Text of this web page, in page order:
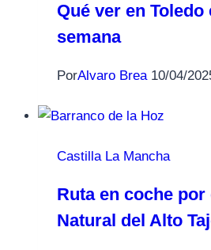
Qué ver en Toledo
semana
PorAlvaro Brea 10/04/
Castilla La Mancha
Ruta en coche por
Natural del Alto